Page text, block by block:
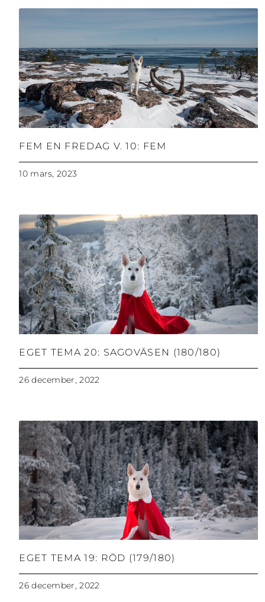
FEM EN FREDAG V. 10: FEM
10 mars, 2023
EGET TEMA 20: SAGOVÄSEN (180/180)
26 december, 2022
EGET TEMA 19: RÖD (179/180)
26 december, 2022